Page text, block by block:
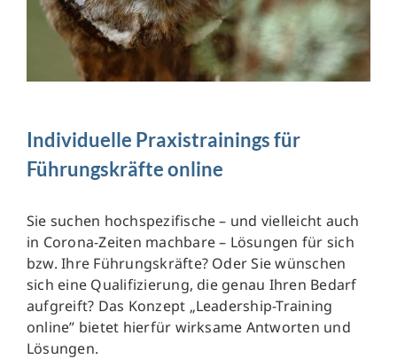
Individuelle Praxistrainings für
Führungskräfte online
Sie suchen hochspezifische – und vielleicht auch
in Corona-Zeiten machbare – Lösungen für sich
bzw. Ihre Führungskräfte? Oder Sie wünschen
sich eine Qualifizierung, die genau Ihren Bedarf
aufgreift? Das Konzept „Leadership-Training
online” bietet hierfür wirksame Antworten und
Lösungen.